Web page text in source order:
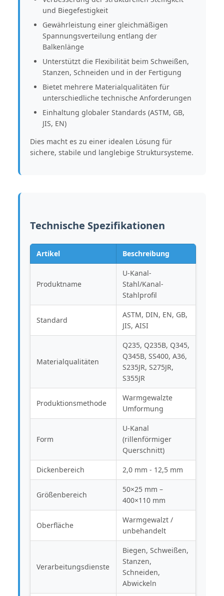
und Biegefestigkeit
Gewährleistung einer gleichmäßigen
Spannungsverteilung entlang der
Balkenlänge
Unterstützt die Flexibilität beim Schweißen,
Stanzen, Schneiden und in der Fertigung
Bietet mehrere Materialqualitäten für
unterschiedliche technische Anforderungen
Einhaltung globaler Standards (ASTM, GB,
JIS, EN)
Dies macht es zu einer idealen Lösung für
sichere, stabile und langlebige Struktursysteme.
Technische Spezifikationen
Artikel Beschreibung
Produktname
U-Kanal-
Stahl/Kanal-
Stahlprofil
Standard
ASTM, DIN, EN, GB,
JIS, AISI
Materialqualitäten
Q235, Q235B, Q345,
Q345B, SS400, A36,
S235JR, S275JR,
S355JR
Produktionsmethode
Warmgewalzte
Umformung
Form
U-Kanal
(rillenförmiger
Querschnitt)
Dickenbereich 2,0 mm - 12,5 mm
Größenbereich
50×25 mm –
400×110 mm
Oberfläche
Warmgewalzt /
unbehandelt
Verarbeitungsdienste
Biegen, Schweißen,
Stanzen,
Schneiden,
Abwickeln